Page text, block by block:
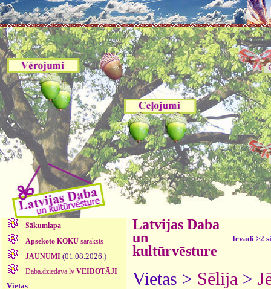
Sākumlapa
Apsekoto KOKUsaraksts
JAUNUMI (01.08.2026.)
Daba.dziedava.lv VEIDOTĀJI
Vietas
Latvijas Daba
un
kultūrvēsture
Ievadi >2
Vietas > Sēlija >